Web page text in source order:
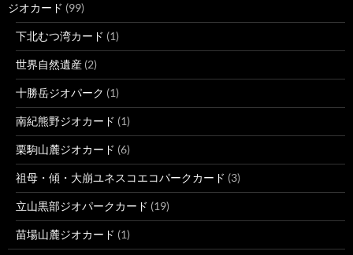
ジオカード (99)
下北むつ湾カード (1)
世界自然遺産 (2)
十勝岳ジオパーク (1)
南紀熊野ジオカード (1)
栗駒山麓ジオカード (6)
祖母・傾・大崩ユネスコエコパークカード (3)
立山黒部ジオパークカード (19)
苗場山麓ジオカード (1)